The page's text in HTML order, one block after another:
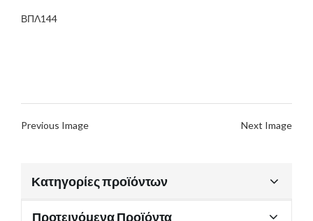
ΒΠΛ144
Previous Image Next Image
Κατηγορίες προϊόντων
Προτεινόμενα Προϊόντα